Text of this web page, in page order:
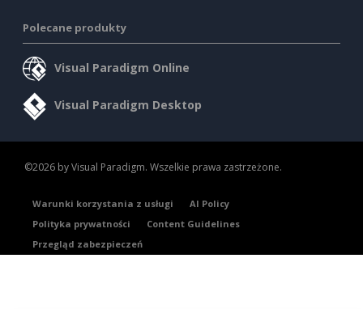
Polecane produkty
Visual Paradigm Online
Visual Paradigm Desktop
©2026 by Visual Paradigm. Wszelkie prawa zastrzeżone.
Warunki korzystania z usługi
AI Policy
Polityka prywatności
Content Guidelines
Przegląd zabezpieczeń